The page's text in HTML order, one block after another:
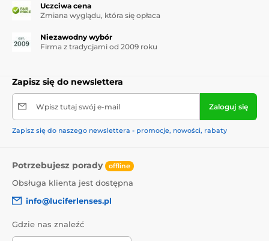
Uczciwa cena
Zmiana wyglądu, która się opłaca
Niezawodny wybór
Firma z tradycjami od 2009 roku
Zapisz się do newslettera
Wpisz tutaj swój e-mail Zaloguj się
Zapisz się do naszego newslettera - promocje, nowości, rabaty
Potrzebujesz porady offline
Obsługa klienta jest dostępna
info@luciferlenses.pl
Gdzie nas znaleźć